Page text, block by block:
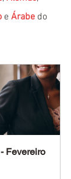
e Árabe do
Fevereiro